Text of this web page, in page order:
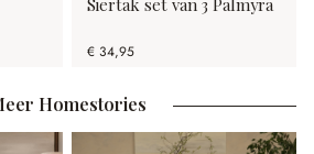
Siertak set van 3 Palmyra
€ 34,95
Homestories